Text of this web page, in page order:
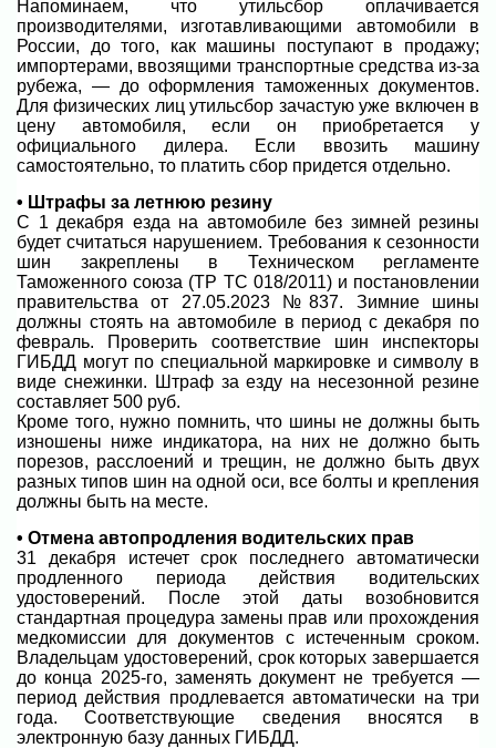
Напоминаем, что утильсбор оплачивается
производителями, изготавливающими автомобили в
России, до того, как машины поступают в продажу;
импортерами, ввозящими транспортные средства из-за
рубежа, — до оформления таможенных документов.
Для физических лиц утильсбор зачастую уже включен в
цену автомобиля, если он приобретается у
официального дилера. Если ввозить машину
самостоятельно, то платить сбор придется отдельно.
• Штрафы за летнюю резину
С 1 декабря езда на автомобиле без зимней резины
будет считаться нарушением. Требования к сезонности
шин закреплены в Техническом регламенте
Таможенного союза (ТР ТС 018/2011) и постановлении
правительства от 27.05.2023 №837. Зимние шины
должны стоять на автомобиле в период с декабря по
февраль. Проверить соответствие шин инспекторы
ГИБДД могут по специальной маркировке и символу в
виде снежинки. Штраф за езду на несезонной резине
составляет 500 руб.
Кроме того, нужно помнить, что шины не должны быть
изношены ниже индикатора, на них не должно быть
порезов, расслоений и трещин, не должно быть двух
разных типов шин на одной оси, все болты и крепления
должны быть на месте.
• Отмена автопродления водительских прав
31 декабря истечет срок последнего автоматически
продленного периода действия водительских
удостоверений. После этой даты возобновится
стандартная процедура замены прав или прохождения
медкомиссии для документов с истеченным сроком.
Владельцам удостоверений, срок которых завершается
до конца 2025-го, заменять документ не требуется —
период действия продлевается автоматически на три
года. Соответствующие сведения вносятся в
электронную базу данных ГИБДД.